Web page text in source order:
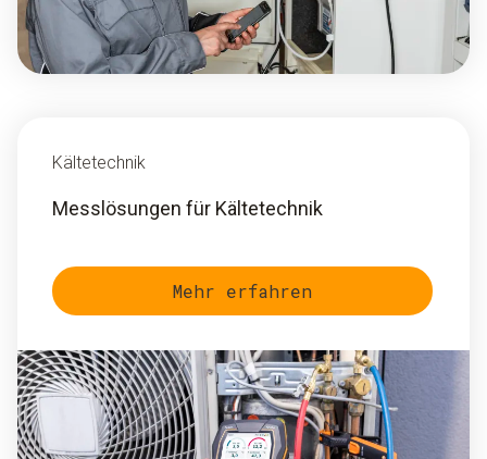
Kältetechnik
Messlösungen für Kältetechnik
Mehr erfahren